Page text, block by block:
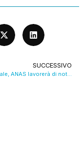
SUCCESSIVO
Tangenziale, ANAS lavorerà di notte: la chiusura passa da 3 a 2 settimane